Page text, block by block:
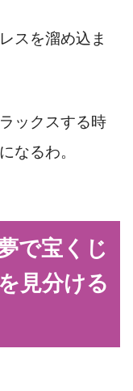
スを溜め込ま
ックスする時
なるわ。
で宝くじ
見分ける